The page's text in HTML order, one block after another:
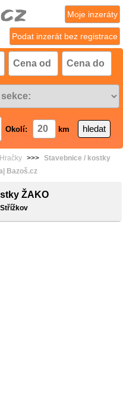
Podat inzerát bez registrace
Moje inzeráty
Okolí: km
Hračky >>> Stavebnice / kostky
Bazoš.cz
ŽAKO